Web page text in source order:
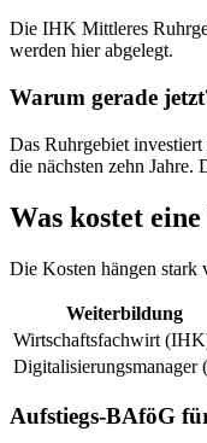
Die IHK Mittleres
werden hier abgelegt.
Warum gerade
Das Ruhrgebiet
die nächsten zehn
Was kostet
Die Kosten hängen
Weiterbildung
Wirtschaftsfachwirt
Digitalisierungsmanager
Aufstiegs-BAföG